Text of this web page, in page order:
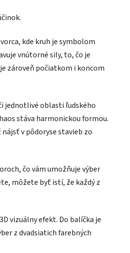
kde kruh je symbolom
vnútorné sily, to, čo je
zároveň počiatkom i koncom
jednotlivé oblasti ľudského
stáva harmonickou formou.
nájsť v pôdoryse stavieb zo
čo vám umožňuje výber
môžete byť istí, že každý z
vizuálny efekt. Do balíčka je
z dvadsiatich farebných